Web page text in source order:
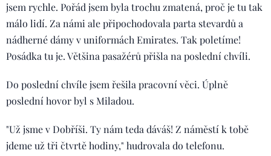
jsem rychle. Pořád jsem byla trochu zmatená, proč je tu tak
málo lidí. Za námi ale připochodovala parta stevardů a
nádherné dámy v uniformách Emirates. Tak poletíme!
Posádka tu je. Většina pasažérů přišla na poslední chvíli.
Do poslední chvíle jsem řešila pracovní věci. Úplně
poslední hovor byl s Miladou.
"Už jsme v Dobříši. Ty nám teda dáváš! Z náměstí k tobě
jdeme už tři čtvrtě hodiny," hudrovala do telefonu.